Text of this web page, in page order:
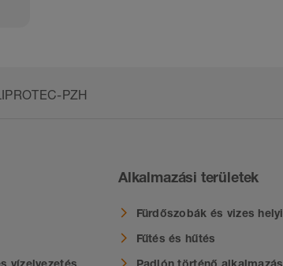
PZH
vízelvezetés
Alkalmazási területek
Fürdőszobák és vizes
Fűtés és hűtés
Padlón történő alkalmazás